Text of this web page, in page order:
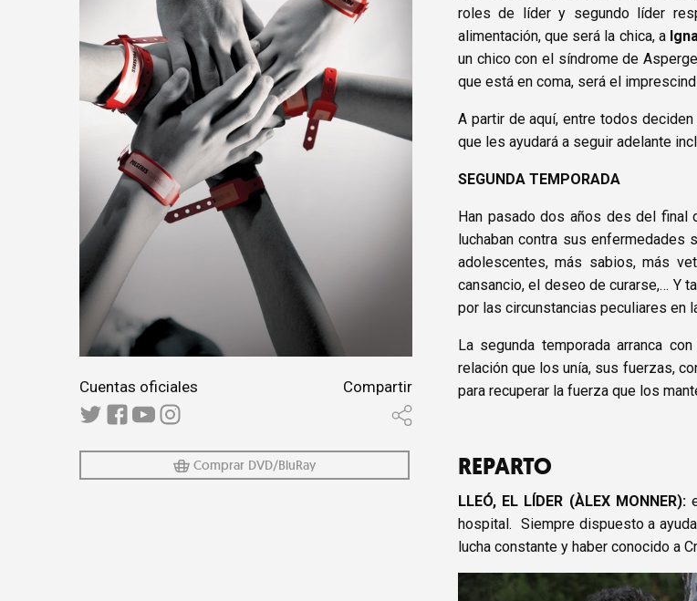
Cuentas oficiales Compartir
Comprar DVD/BluRay
roles de líder y segundo líder
alimentación, que será la chica, a
un chico con el síndrome de
que está en coma, será el
A partir de aquí, entre todos
que les ayudará a seguir adelante
SEGUNDA TEMPORADA
Han pasado dos años des del
luchaban contra sus enfermedades
adolescentes, más sabios, más
cansancio, el deseo de curarse,… Y
por las circunstancias peculiares en
La segunda temporada arranca
relación que los unía, sus fuerzas,
para recuperar la fuerza que los
REPARTO
LLEÓ, EL LÍDER (ÀLEX MONNER):
hospital. Siempre dispuesto a
lucha constante y haber conocido a